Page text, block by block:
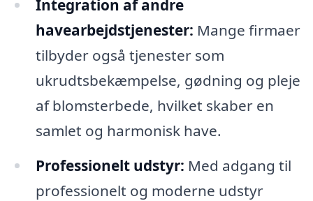
Integration af andre
havearbejdstjenester: Mange firmaer
tilbyder også tjenester som
ukrudtsbekæmpelse, gødning og pleje
af blomsterbede, hvilket skaber en
samlet og harmonisk have.
Professionelt udstyr: Med adgang til
professionelt og moderne udstyr